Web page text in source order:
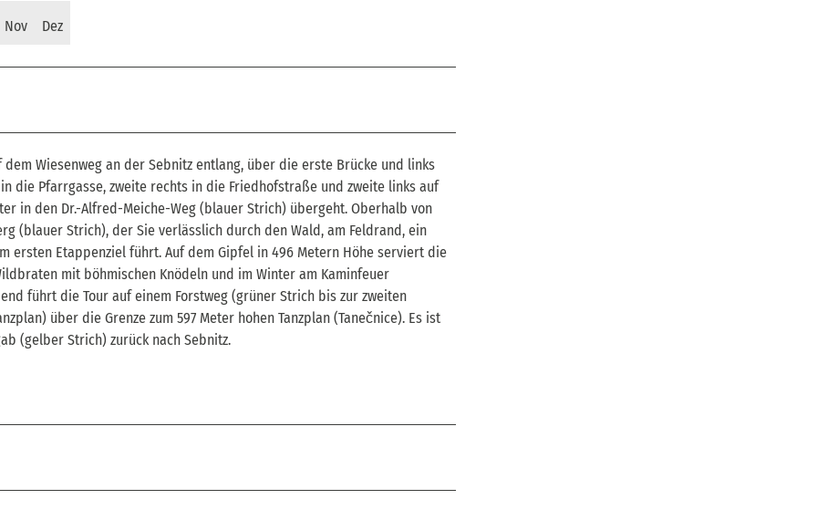
Nov Dez
Wiesenweg an der Sebnitz entlang, über die erste Brücke und links
die Pfarrgasse, zweite rechts in die Friedhofstraße und zweite links auf
in den Dr.-Alfred-Meiche-Weg (blauer Strich) übergeht. Oberhalb von
(blauer Strich), der Sie verlässlich durch den Wald, am Feldrand, ein
ersten Etappenziel führt. Auf dem Gipfel in 496 Metern Höhe serviert die
mit böhmischen Knödeln und im Winter am Kaminfeuer
führt die Tour auf einem Forstweg (grüner Strich bis zur zweiten
über die Grenze zum 597 Meter hohen Tanzplan (Tanečnice). Es ist
(gelber Strich) zurück nach Sebnitz.